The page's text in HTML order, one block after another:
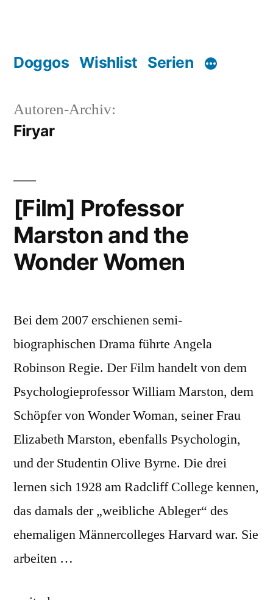
springen
Doggos Wishlist Serien
Autoren-Archiv:
Firyar
[Film] Professor
Marston and the
Wonder Women
Bei dem 2007 erschienen semi-
biographischen Drama führte Angela
Robinson Regie. Der Film handelt von dem
Psychologieprofessor William Marston, dem
Schöpfer von Wonder Woman, seiner Frau
Elizabeth Marston, ebenfalls Psychologin,
und der Studentin Olive Byrne. Die drei
lernen sich 1928 am Radcliff College kennen,
das damals der „weibliche Ableger“ des
ehemaligen Männercolleges Harvard war. Sie
arbeiten …